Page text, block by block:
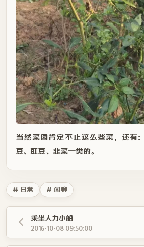
当然菜园肯定不止这么些菜，还有
豆、豇豆、韭菜一类的。
# 日常 # 闲聊
乘坐人力小船
2016-10-08 09:50:00